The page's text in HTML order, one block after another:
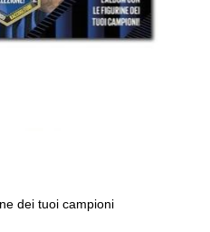
dei tuoi campioni